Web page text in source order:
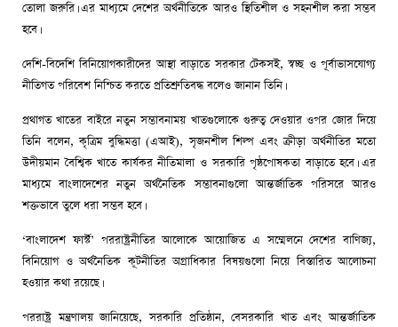
তোলা জরুরি। এর মাধ্যমে দেশের অর্থনীতিকে আরও স্থিতিশীল ও সহনশীল করা সম্ভব
হবে।
দেশি-বিদেশি বিনিয়োগকারীদের আস্থা বাড়াতে সরকার টেকসই, স্বচ্ছ ও পূর্বাভাসযোগ্য
নীতিগত পরিবেশ নিশ্চিত করতে প্রতিশ্রুতিবদ্ধ বলেও জানান তিনি।
প্রথাগত খাতের বাইরে নতুন সম্ভাবনাময় খাতগুলোকে গুরুত্ব দেওয়ার ওপর জোর দিয়ে
তিনি বলেন, কৃত্রিম বুদ্ধিমত্তা (এআই), সৃজনশীল শিল্প এবং ক্রীড়া অর্থনীতির মতো
উদীয়মান বৈশ্বিক খাতে কার্যকর নীতিমালা ও সরকারি পৃষ্ঠপোষকতা বাড়াতে হবে। এর
মাধ্যমে বাংলাদেশের নতুন অর্থনৈতিক সম্ভাবনাগুলো আন্তর্জাতিক পরিসরে আরও
শক্তভাবে তুলে ধরা সম্ভব হবে।
‘বাংলাদেশ ফার্স্ট’ পররাষ্ট্রনীতির আলোকে আয়োজিত এ সম্মেলনে দেশের বাণিজ্য,
বিনিয়োগ ও অর্থনৈতিক কূটনীতির অগ্রাধিকার বিষয়গুলো নিয়ে বিস্তারিত আলোচনা
হওয়ার কথা রয়েছে।
পররাষ্ট্র মন্ত্রণালয় জানিয়েছে, সরকারি প্রতিষ্ঠান, বেসরকারি খাত এবং আন্তর্জাতিক